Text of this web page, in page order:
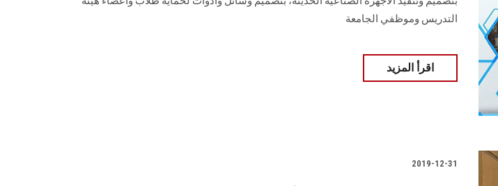
التدريس وموظفي الجامعة
اقرأ المزيد
2019-12-31